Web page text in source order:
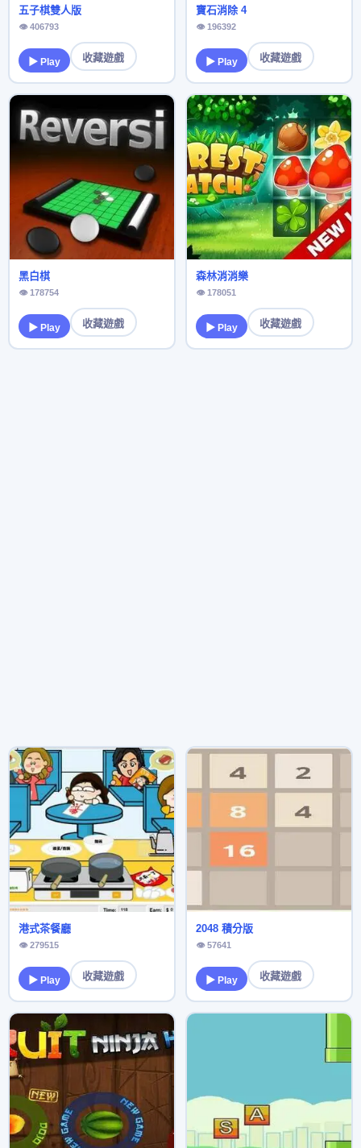
五子棋雙人版
👁 406793
▶ Play 收藏遊戲
寶石消除 4
👁 196392
▶ Play 收藏遊戲
黑白棋
👁 178754
▶ Play 收藏遊戲
森林消消樂
👁 178051
▶ Play 收藏遊戲
港式茶餐廳
👁 279515
▶ Play 收藏遊戲
2048 積分版
👁 57641
▶ Play 收藏遊戲